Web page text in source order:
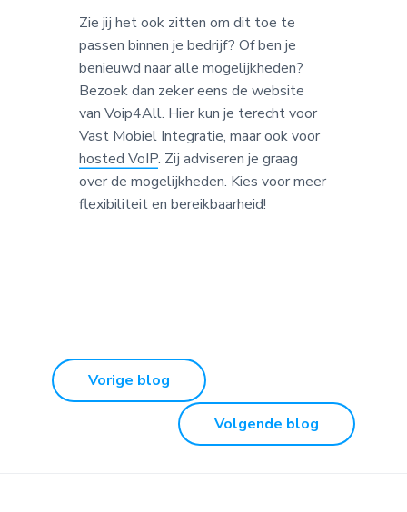
Zie jij het ook zitten om dit toe te
passen binnen je bedrijf? Of ben je
benieuwd naar alle mogelijkheden?
Bezoek dan zeker eens de website
van Voip4All. Hier kun je terecht voor
Vast Mobiel Integratie, maar ook voor
hosted VoIP. Zij adviseren je graag
over de mogelijkheden. Kies voor meer
flexibiliteit en bereikbaarheid!
Vorige blog
Volgende blog